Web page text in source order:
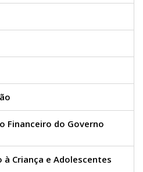
Financeiro do Governo
Criança e Adolescentes